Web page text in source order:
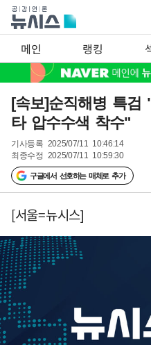
메인 랭킹
[속보]순직해병 특검
타 압수수색 착수"
기사등록 2025/07/11 10:46:14
최종수정 2025/07/11 10:59:30
구글에서 선호하는 매체로 추가
[서울=뉴시스]